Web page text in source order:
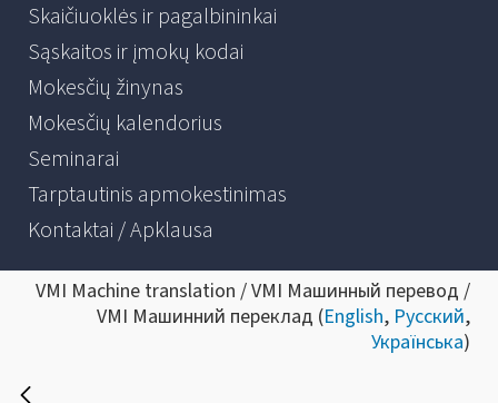
Skaičiuoklės ir pagalbininkai
Sąskaitos ir įmokų kodai
Mokesčių žinynas
Mokesčių kalendorius
Seminarai
Tarptautinis apmokestinimas
Kontaktai / Apklausa
VMI Machine translation / VMI Машинный перевод /
VMI Машинний переклад (English, Русский,
Українська)